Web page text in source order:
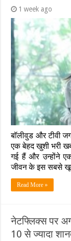
1 week ago
बॉलीवुड और टीवी
एक बेहद खुशी भरी
गई हैं और उन्होंने
जीवन के इस सबसे
Read More »
नेटफ्लिक्स पर
10 से ज्यादा